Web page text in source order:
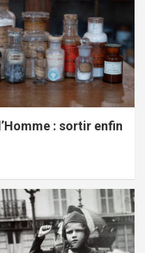
: sortir enfin